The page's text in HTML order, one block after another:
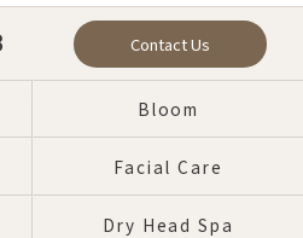
Contact Us
Bloom
Facial Care
Dry Head Spa